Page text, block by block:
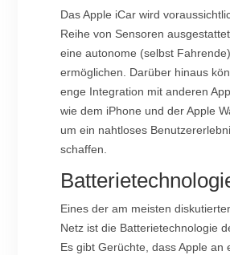
Das Apple iCar wird
Reihe von Sensoren
eine autonome (selbst
ermöglichen. Darüber hinaus
enge Integration mit anderen
wie dem iPhone und der Apple
um ein nahtloses
schaffen.
Eines der am meisten
Netz ist die Batterietechnologie
Es gibt Gerüchte, dass Apple an